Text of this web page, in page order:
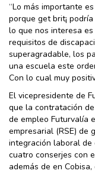
“Lo más importante
porque get brit¡
lo que nos interesa
requisitos de
superagradable, los
una escuela este
Con lo cual muy
El vicepresidente de
que la contratación
de empleo Futurvalía
empresarial (RSE) de
integración laboral
cuatro conserjes con
además de en